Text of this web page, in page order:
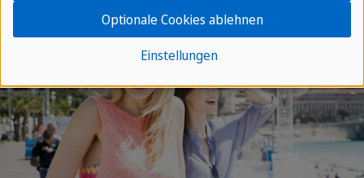
Einstellungen
Optionale Cookies ablehnen